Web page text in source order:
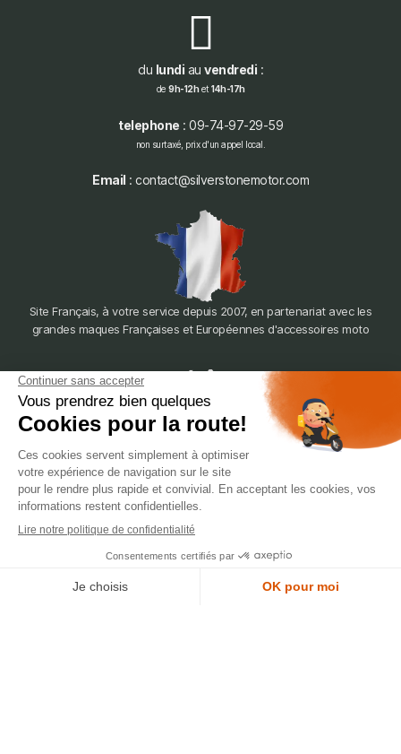
du lundi au vendredi :
de 9h-12het 14h-17h
telephone : 09-74-97-29-59
non surtaxé, prix d'un appel local.
Email : contact@silverstonemotor.com
Site Français, à votre service depuis 2007, en partenariat avec les
grandes maques Françaises et Européennes d'accessoires moto
388 Av. Charles de Gaulle, 69200 Vénissieux
© 2007-2025 Silverstone Motor